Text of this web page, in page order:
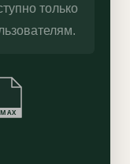
только
MAX